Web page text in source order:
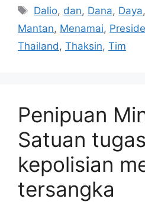
Tag
Dalio, dan, Dana, Daya,
Mantan, Menamai,
Thailand , Thaksin, Tim
Penipuan
Satuan tugas
kepolisian
tersangka